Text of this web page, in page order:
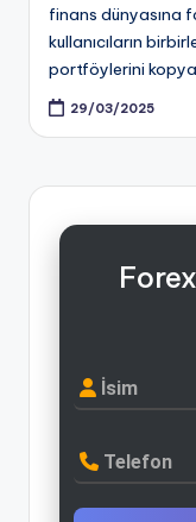
finans dünyasına
kullanıcıların
portföylerini
29/03/2025
İsim
Telefon